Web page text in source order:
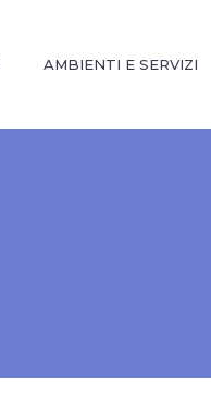
AMBIENTI E SERVIZI